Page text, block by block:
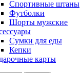
Спортивные штаны
Футболки
Шорты мужские
Сумки для еды
Кепки
карты